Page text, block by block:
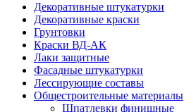
Декоративные штукатурки
Декоративные краски
Грунтовки
Краски ВД-АК
Лаки защитные
Фасадные штукатурки
Лессирующие составы
Общестроительные материалы
Шпатлевки финишные